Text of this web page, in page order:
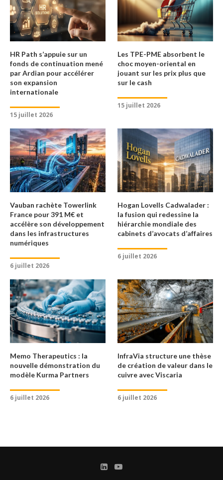
HR Path s’appuie sur un
fonds de continuation mené
par Ardian pour accélérer
son expansion
internationale
15 juillet 2026
Les TPE-PME absorbent le
choc moyen-oriental en
jouant sur les prix plus que
sur le cash
15 juillet 2026
Vauban rachète Towerlink
France pour 391 M€ et
accélère son développement
dans les infrastructures
numériques
6 juillet 2026
Hogan Lovells Cadwalader :
la fusion qui redessine la
hiérarchie mondiale des
cabinets d’avocats d’affaires
6 juillet 2026
Memo Therapeutics : la
nouvelle démonstration du
modèle Kurma Partners
6 juillet 2026
InfraVia structure une thèse
de création de valeur dans le
cuivre avec Viscaria
6 juillet 2026